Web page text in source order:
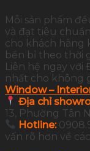
Mỗi sản phẩm
và đạt tiêu
cho khách hàng
bền bỉ theo thời
Liên hệ ngay
nhất cho không
Window –
Địa chỉ
13, Phường Tân
Hotline:
vấn rõ hơn về